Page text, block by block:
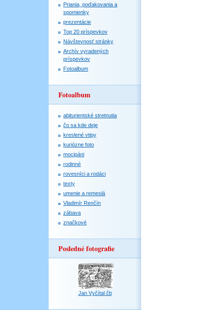
Priania, poďakovania a
spomienky
prezentácie
Top 20 príspevkov
Návštevnosť stránky
Archív vyradených
príspevkov
Fotoalbum
Fotoalbum
abiturientské stretnutia
čo sa kde deje
kreslené vtipy
kuriózne foto
mocipáni
rodinné
rovesníci a rodáci
texty
umenie a remeslá
Vladimír Renčín
zábava
značkové
Posledné fotografie
Jan Vyčítal čb